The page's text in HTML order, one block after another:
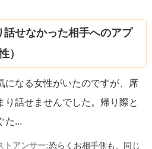
話せなかった相手へのアプ
）
になる女性がいたのですが、席
り話せませんでした。帰り際と
た...
トアンサー:恐らくお相手側も、同じ